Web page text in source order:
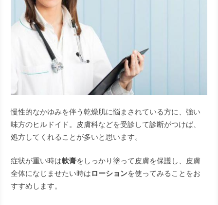
慢性的なかゆみを伴う乾燥肌に悩まされている方に、強い
味方のヒルドイド。皮膚科などを受診して診断がつけば、
処方してくれることが多いと思います。
症状が重い時は軟膏をしっかり塗って皮膚を保護し、皮膚
全体になじませたい時はローションを使ってみることをお
すすめします。